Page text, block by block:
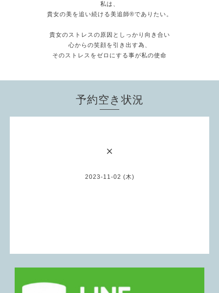
私は、
貴女の美を追い続ける美追師®️でありたい。
貴女のストレスの原因としっかり向き合い
心からの笑顔を引き出す為、
そのストレスをゼロにする事が私の使命
予約空き状況
×
2023-11-02 (木)